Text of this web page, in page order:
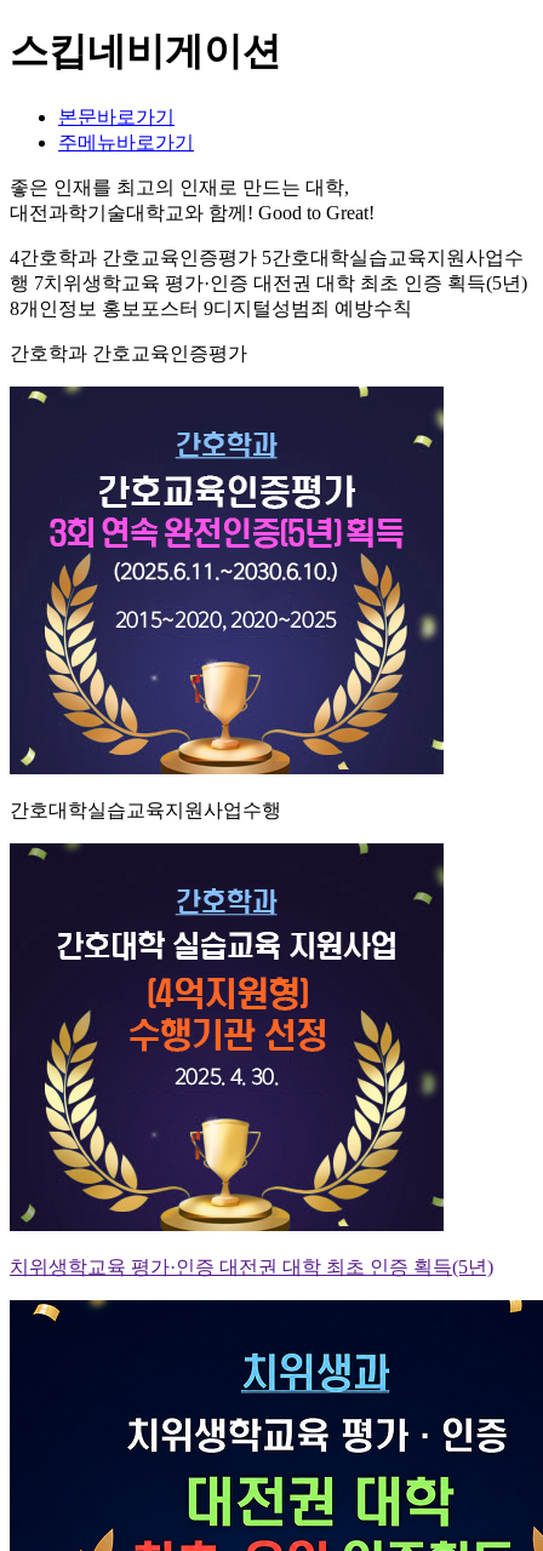
스킵네비게이션
본문바로가기
주메뉴바로가기
좋은 인재를 최고의 인재로 만드는 대학,
대전과학기술대학교와 함께! Good to Great!
4간호학과 간호교육인증평가 5간호대학실습교육지원사업수
행 7치위생학교육 평가·인증 대전권 대학 최초 인증 획득(5년)
8개인정보 홍보포스터 9디지털성범죄 예방수칙
간호학과 간호교육인증평가
간호대학실습교육지원사업수행
치위생학교육 평가·인증 대전권 대학 최초 인증 획득(5년)